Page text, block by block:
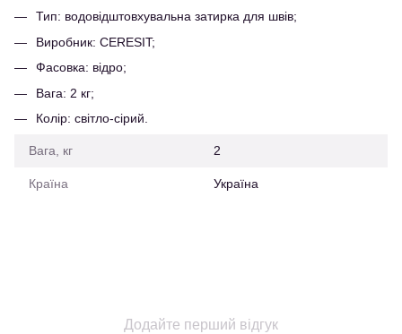
Тип: водовідштовхувальна затирка для швів;
Виробник: CERESIT;
Фасовка: відро;
Вага: 2 кг;
Колір: світло-сірий.
Вага, кг 2
Країна Україна
Додайте перший відгук